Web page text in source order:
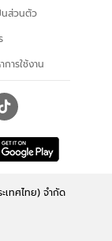
เทศไทย) จำกัด
นส่วนตัว
ารใช้งาน